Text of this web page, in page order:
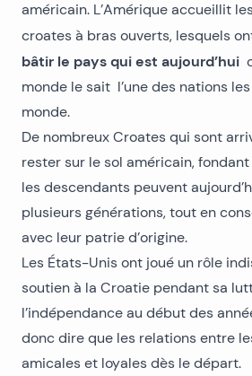
américain. L’Amérique accueillit
croates à bras ouverts, lesquels
bâtir le pays qui est aujourd’hui
monde le sait l’une des nations
monde.
De nombreux Croates qui sont
rester sur le sol américain,
les descendants peuvent
plusieurs générations, tout en
avec leur patrie d’origine.
Les États-Unis ont joué un rôle
soutien à la Croatie pendant sa
l’indépendance au début des
donc dire que les relations entre
amicales et loyales dès le départ.